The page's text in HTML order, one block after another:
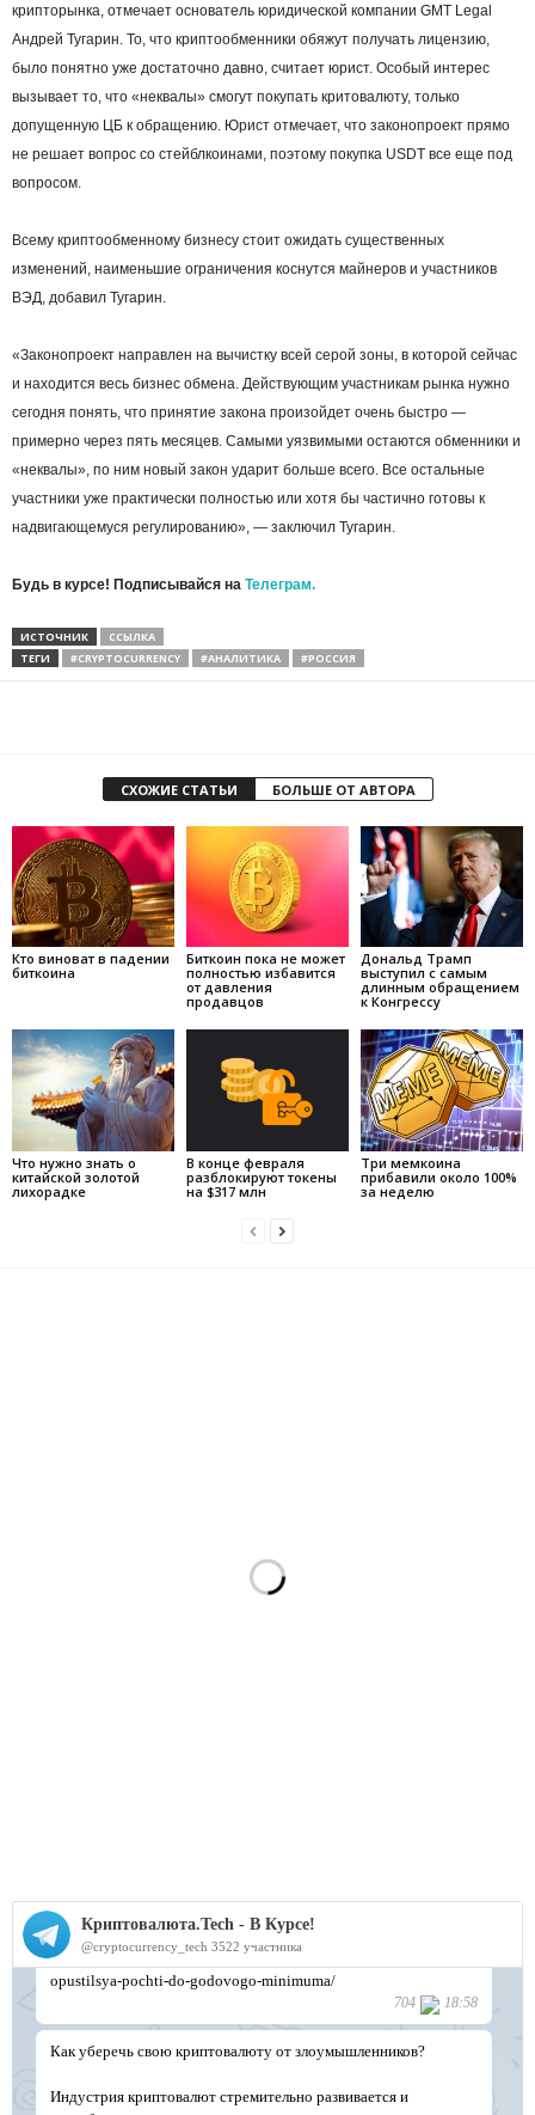
крипторынка, отмечает основатель юридической компании GMT Legal
Андрей Тугарин. То, что криптообменники обяжут получать лицензию,
было понятно уже достаточно давно, считает юрист. Особый интерес
вызывает то, что «неквалы» смогут покупать критовалюту, только
допущенную ЦБ к обращению. Юрист отмечает, что законопроект прямо
не решает вопрос со стейблкоинами, поэтому покупка USDT все еще под
вопросом.
Всему криптообменному бизнесу стоит ожидать существенных
изменений, наименьшие ограничения коснутся майнеров и участников
ВЭД, добавил Тугарин.
«Законопроект направлен на вычистку всей серой зоны, в которой сейчас
и находится весь бизнес обмена. Действующим участникам рынка нужно
сегодня понять, что принятие закона произойдет очень быстро —
примерно через пять месяцев. Самыми уязвимыми остаются обменники и
«неквалы», по ним новый закон ударит больше всего. Все остальные
участники уже практически полностью или хотя бы частично готовы к
надвигающемуся регулированию», — заключил Тугарин.
Будь в курсе! Подписывайся на Телеграм.
ИСТОЧНИК
ССЫЛКА
ТЕГИ
#CRYPTOCURRENCY #АНАЛИТИКА #РОССИЯ
СХОЖИЕ СТАТЬИ БОЛЬШЕ ОТ АВТОРА
Кто виноват в падении
биткоина
Биткоин пока не может
полностью избавится
от давления
продавцов
Дональд Трамп
выступил с самым
длинным обращением
к Конгрессу
Что нужно знать о
китайской золотой
лихорадке
В конце февраля
разблокируют токены
на $317 млн
Три мемкоина
прибавили около 100%
за неделю